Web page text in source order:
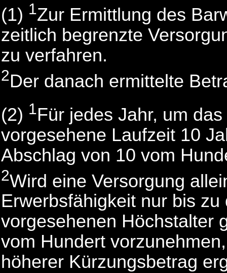
(1) 1Zur Ermittlung des
zeitlich begrenzte
zu verfahren.
2Der danach ermittelte
(2) 1Für jedes Jahr, um
vorgesehene Laufzeit 10
Abschlag von 10 vom
2Wird eine Versorgung
Erwerbsfähigkeit nur bis
vorgesehenen Höchstalter
vom Hundert
höherer Kürzungsbetrag